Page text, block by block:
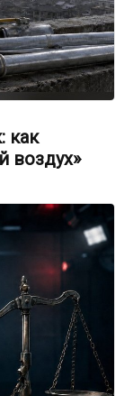
как
воздух»